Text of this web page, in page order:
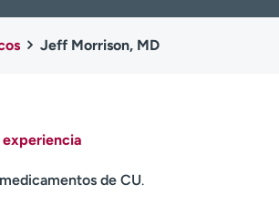
Profesionales
Jeff Morrison, MD
de CU.